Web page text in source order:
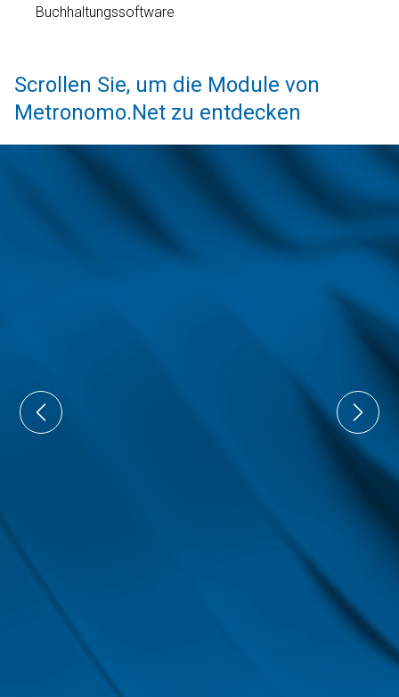
Buchhaltungssoftware
Scrollen Sie, um die Module von
Metronomo.Net zu entdecken